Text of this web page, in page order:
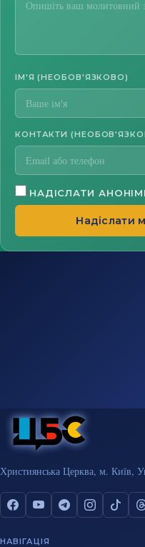
ІМ'Я (НЕОБОВ'ЯЗКОВО)
КОНТАКТИ
НАДІСЛАТИ
Надіслати
Християнська Церква, м. Київ,
НАВІГАЦІЯ